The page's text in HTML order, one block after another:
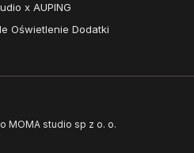
x AUPING
Oświetlenie Dodatki
MOMA studio sp z o. o.